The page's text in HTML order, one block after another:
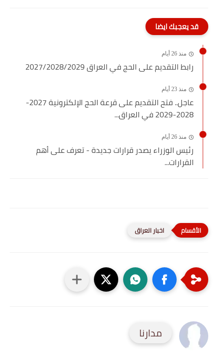
قد يعجبك ايضا
منذ 26 أيام
رابط التقديم على الحج في العراق 2027/2028/2029
منذ 23 أيام
عاجل.. فتح التقديم على قرعة الحج الإلكترونية 2027-
2028-2029 في العراق...
منذ 26 أيام
رئيس الوزراء يصدر قرارات جديدة - تعرف على أهم
القرارات...
اخبار العراق
مدارنا